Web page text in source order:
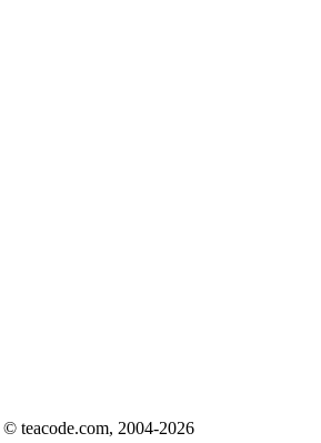
© teacode.com, 2004-2026